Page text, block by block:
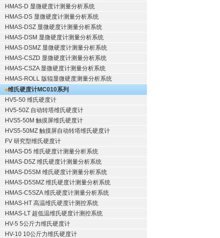
HMAS-D 显微硬度计测量分析系统
HMAS-DS 显微硬度计测量分析系统
HMAS-DSZ 显微硬度计测量分析系统
HMAS-DSM 显微硬度计测量分析系统
HMAS-DSMZ 显微硬度计测量分析系统
HMAS-CSZD 显微硬度计测量分析系统
HMAS-CSZA 显微硬度计测量分析系统
HMAS-ROLL 版辊显微硬度测量分析系统
维氏硬度计MC010系列
HV5-50 维氏硬度计
HV5-50Z 自动转塔维氏硬度计
HVS5-50M 触摸屏维氏硬度计
HVS5-50MZ 触摸屏自动转塔维氏硬度计
FV 研究型维氏硬度计
HMAS-D5 维氏硬度计测量分析系统
HMAS-D5Z 维氏硬度计测量分析系统
HMAS-D5SM 维氏硬度计测量分析系统
HMAS-D5SMZ 维氏硬度计测量分析系统
HMAS-C5SZA 维氏硬度计测量分析系统
HMAS-HT 高温维氏硬度计测控系统
HMAS-LT 超低温维氏硬度计测控系统
HV-5 5公斤力维氏硬度计
HV-10 10公斤力维氏硬度计